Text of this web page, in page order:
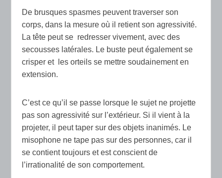
De brusques spasmes peuvent traverser son
corps, dans la mesure où il retient son agressivité.
La tête peut se redresser vivement, avec des
secousses latérales. Le buste peut également se
crisper et les orteils se mettre soudainement en
extension.
C’est ce qu’il se passe lorsque le sujet ne projette
pas son agressivité sur l’extérieur. Si il vient à la
projeter, il peut taper sur des objets inanimés. Le
misophone ne tape pas sur des personnes, car il
se contient toujours et est conscient de
l’irrationalité de son comportement.